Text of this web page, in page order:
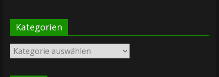
Kategorien
Kategorien